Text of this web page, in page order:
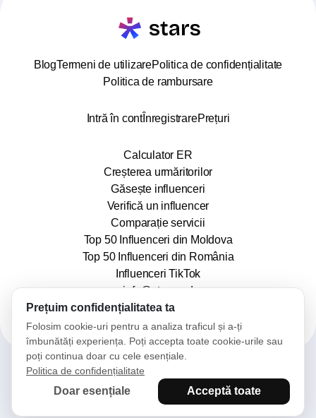
BlogTermeni de utilizarePolitica de confidențialitate
Politica de rambursare
Intră în contÎnregistrarePrețuri
Calculator ER
Creșterea urmăritorilor
Găsește influenceri
Verifică un influencer
Comparație servicii
Top 50 Influenceri din Moldova
Top 50 Influenceri din România
Influenceri TikTok
info@stars.md
2025© Stars. Toate drepturile rezervate.
Prețuim confidențialitatea ta
Folosim cookie-uri pentru a analiza traficul și a-ți
îmbunătăți experiența. Poți accepta toate cookie-urile sau
poți continua doar cu cele esențiale.
Politica de confidențialitate
Doar esențiale Acceptă toate